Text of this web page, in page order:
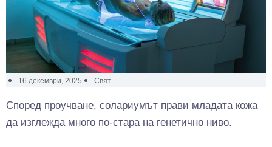
16 декември, 2025 Свят
Според проучване, солариумът прави младата кожа
да изглежда много по-стара на генетично ниво.